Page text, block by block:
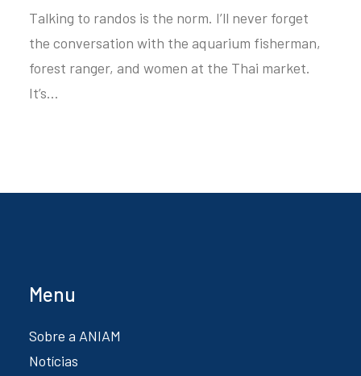
Talking to randos is the norm. I’ll never forget
the conversation with the aquarium fisherman,
forest ranger, and women at the Thai market.
It’s…
Menu
Sobre a ANIAM
Notícias